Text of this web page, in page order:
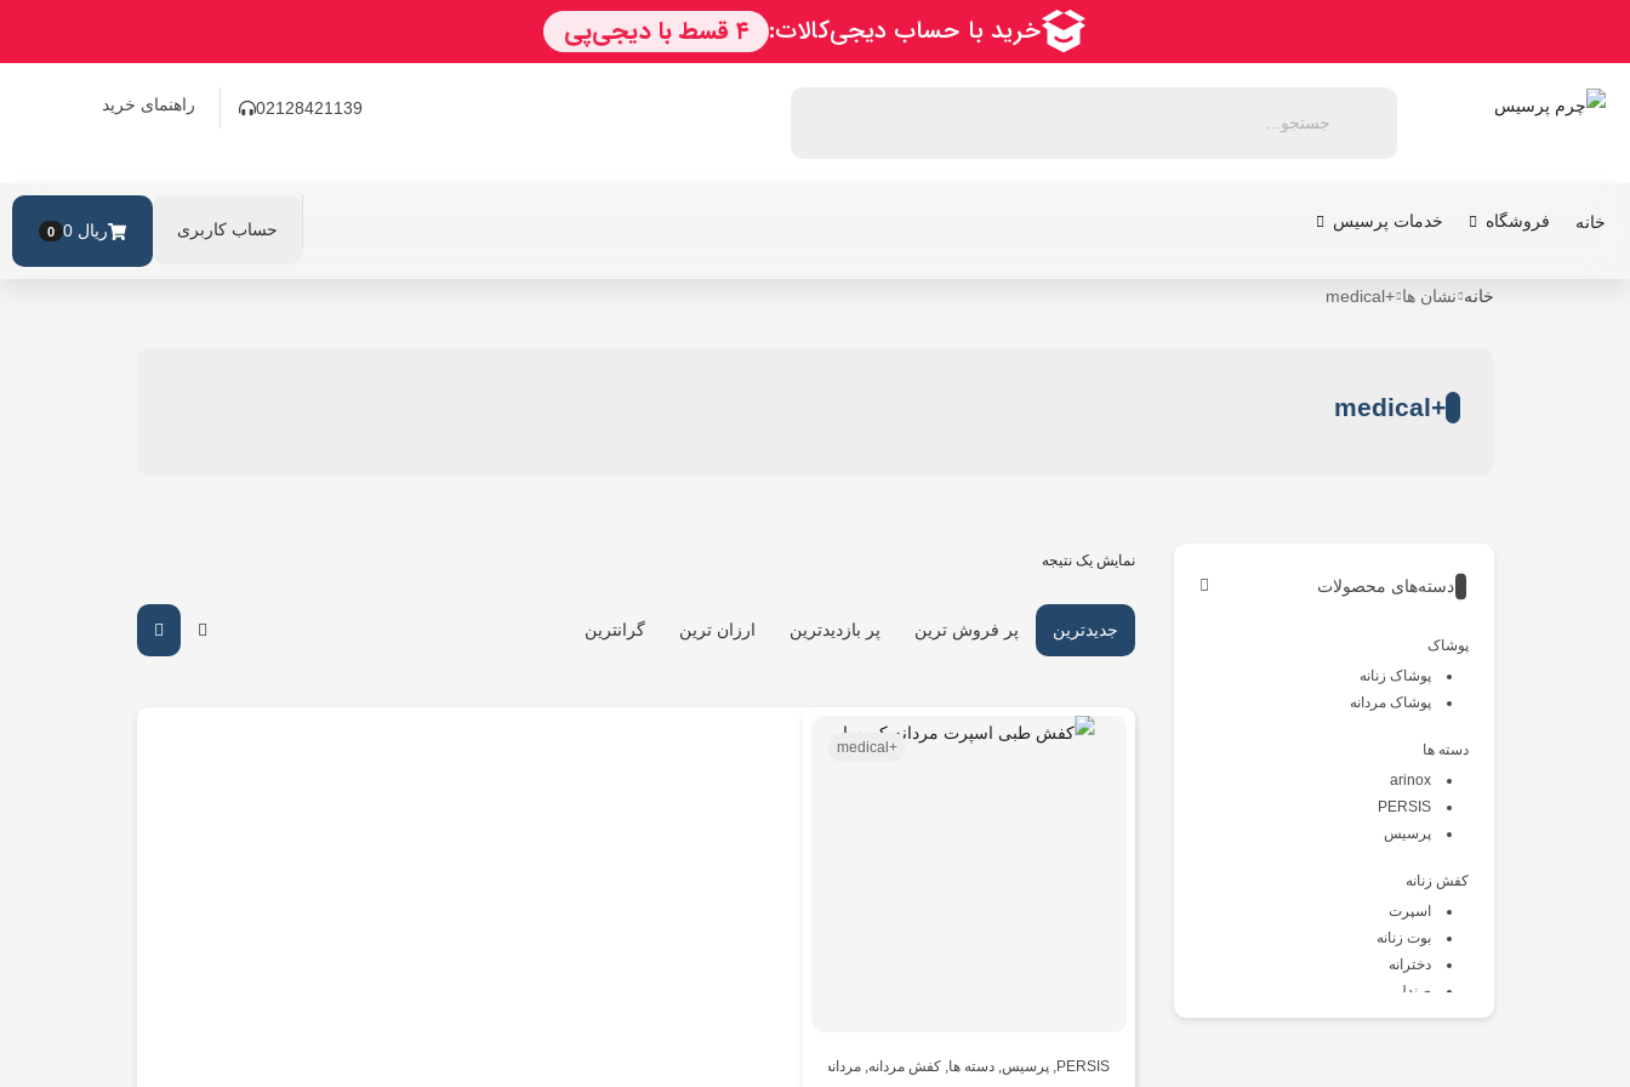
02128421139 راهنمای خرید
خانه فروشگاه خدمات پرسیس حساب کاربری 0 ریال 0
خانه نشان ها +medical
+medical
نمایش یک نتیجه
پر فروش ترین پر بازدیدترین جدیدترین ارزان ترین گرانترین
+medical
PERSIS پرسیس دسته ها کفش مردانه مردانه
دسته‌های محصولات
پوشاک
پوشاک زنانه
پوشاک مردانه
دسته ها
arinox
PERSIS
پرسیس
کفش زنانه
اسپرت
بوت زنانه
دخترانه
صندل
طبی